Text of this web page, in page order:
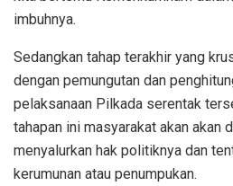
imbuhnya.
Sedangkan tahap terakhir yang
dengan pemungutan dan
pelaksanaan Pilkada serentak
tahapan ini masyarakat akan akan
menyalurkan hak politiknya dan
kerumunan atau penumpukan.